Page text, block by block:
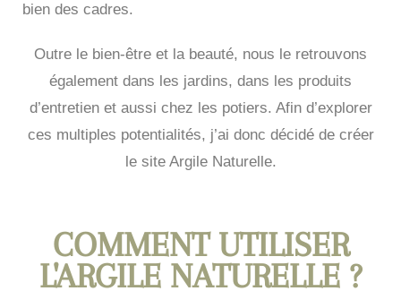
bien des cadres.
Outre le bien-être et la beauté, nous le retrouvons
également dans les jardins, dans les produits
d’entretien et aussi chez les potiers. Afin d’explorer
ces multiples potentialités, j’ai donc décidé de créer
le site Argile Naturelle.
COMMENT UTILISER
L'ARGILE NATURELLE ?